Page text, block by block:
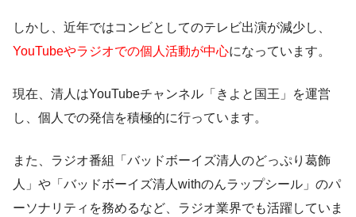
しかし、近年ではコンビとしてのテレビ出演が減少し、
YouTubeやラジオでの個人活動が中心になっています。
現在、清人はYouTubeチャンネル「きよと国王」を運営
し、個人での発信を積極的に行っています。
また、ラジオ番組「バッドボーイズ清人のどっぷり葛飾
人」や「バッドボーイズ清人withのんラップシール」のパ
ーソナリティを務めるなど、ラジオ業界でも活躍していま